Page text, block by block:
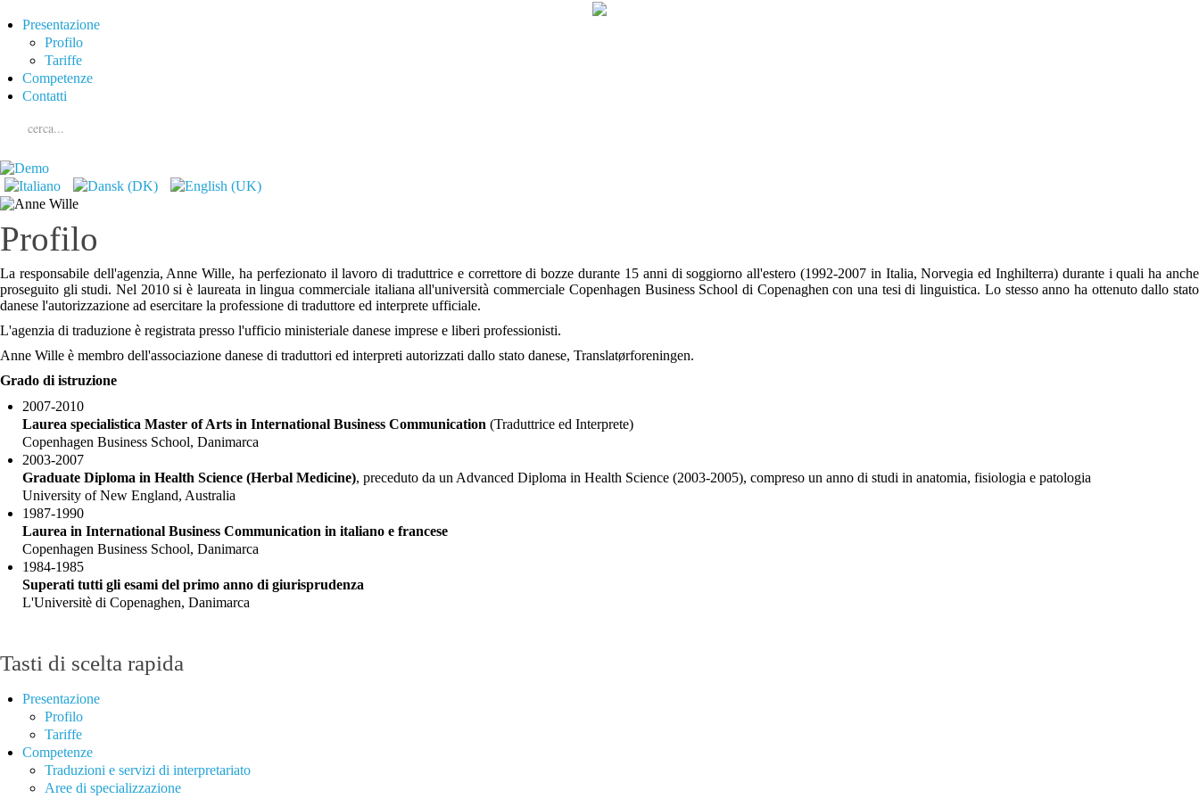
Presentazione
Profilo
Tariffe
Competenze
Contatti
Profilo
La responsabile dell'agenzia, Anne Wille, ha perfezionato il lavoro di traduttrice e correttore di bozze durante 15 anni di soggiorno all'estero (1992-2007 in Italia, Norvegia ed Inghilterra) durante i quali ha anche
proseguito gli studi. Nel 2010 si è laureata in lingua commerciale italiana all'università commerciale Copenhagen Business School di Copenaghen con una tesi di linguistica. Lo stesso anno ha ottenuto dallo stato
danese l'autorizzazione ad esercitare la professione di traduttore ed interprete ufficiale.
L'agenzia di traduzione è registrata presso l'ufficio ministeriale danese imprese e liberi professionisti.
Anne Wille è membro dell'associazione danese di traduttori ed interpreti autorizzati dallo stato danese, Translatørforeningen.
Grado di istruzione
2007-2010
Laurea specialistica Master of Arts in International Business Communication (Traduttrice ed Interprete)
Copenhagen Business School, Danimarca
2003-2007
Graduate Diploma in Health Science (Herbal Medicine), preceduto da un Advanced Diploma in Health Science (2003-2005), compreso un anno di studi in anatomia, fisiologia e patologia
University of New England, Australia
1987-1990
Laurea in International Business Communication in italiano e francese
Copenhagen Business School, Danimarca
1984-1985
Superati tutti gli esami del primo anno di giurisprudenza
L'Universitè di Copenaghen, Danimarca
Tasti di scelta rapida
Presentazione
Profilo
Tariffe
Competenze
Traduzioni e servizi di interpretariato
Aree di specializzazione